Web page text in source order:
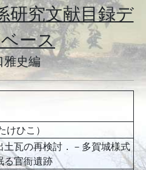
研究文献目録デ
ース
雅史編
ひこ）
瓦の再検討．－多賀城様式
る官衙遺跡